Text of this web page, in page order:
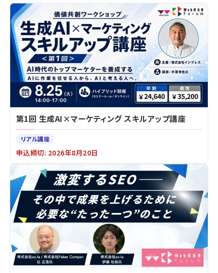
第1回 生成AI×マーケティング スキルアップ講座
リアル講座
申込締切: 2026年8月20日